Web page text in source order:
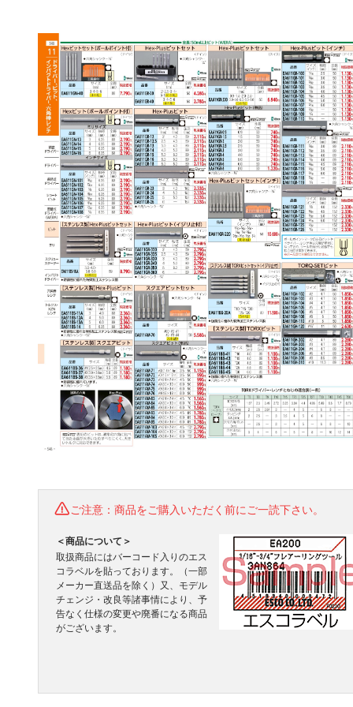
ご注意：商品をご購入いただく前にご一読下さい。
＜商品について＞
取扱商品にはバーコード入りのエス
コラベルを貼っております。（一部
メーカー直送品を除く）又、モデル
チェンジ・改良等諸事情により、予
告なく仕様の変更や廃番になる商品
がございます。